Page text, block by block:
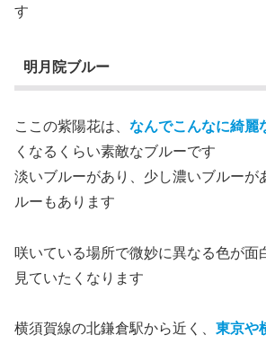
す
明月院ブルー
ここの紫陽花は、 なんでこんなに綺麗
くなるくらい素敵なブルーです
淡いブルーがあり、少し濃いブルーが
ルーもあります
咲いている場所で微妙に異なる色が面
見ていたくなります
横須賀線の北鎌倉駅から近く、 東京や